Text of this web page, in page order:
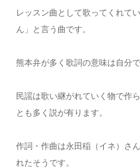
レッスン曲として歌ってくれて
ん」と言う曲です。
熊本弁が多く歌詞の意味は自分
民謡は歌い継がれていく物で作
とも多く説が有ります。
作詞・作曲は永田稲（イネ）さ
れたそうです。